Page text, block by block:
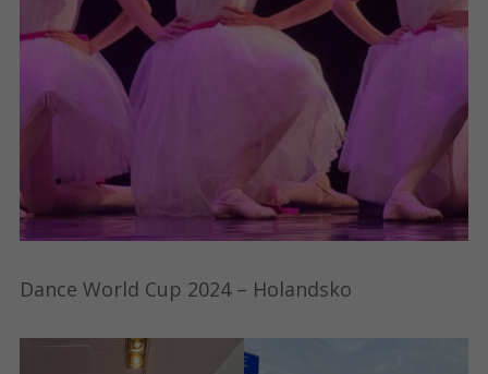
Dance World Cup 2024 – Holandsko